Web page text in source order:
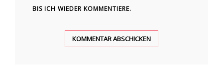
BIS ICH WIEDER KOMMENTIERE.